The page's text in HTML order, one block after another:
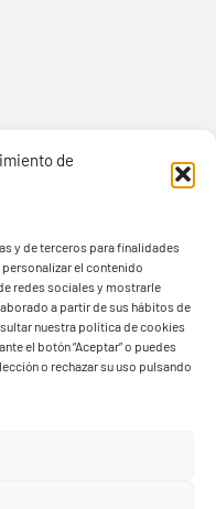
de
y de terceros para finalidades
el contenido
redes sociales y mostrarle
a partir de sus hábitos de
nuestra política de cookies
el botón “Aceptar” o puedes
o rechazar su uso pulsando